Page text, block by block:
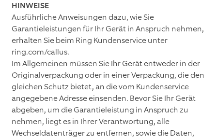
HINWEISE
Ausführliche Anweisungen dazu, wie Sie
Garantieleistungen für Ihr Gerät in Anspruch nehmen,
erhalten Sie beim Ring Kundenservice unter
ring.com/callus.
Im Allgemeinen müssen Sie Ihr Gerät entweder in der
Originalverpackung oder in einer Verpackung, die den
gleichen Schutz bietet, an die vom Kundenservice
angegebene Adresse einsenden. Bevor Sie Ihr Gerät
abgeben, um die Garantieleistung in Anspruch zu
nehmen, liegt es in Ihrer Verantwortung, alle
Wechseldatenträger zu entfernen, sowie die Daten,